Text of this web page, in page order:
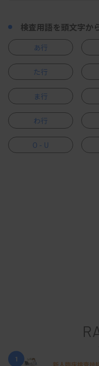
検査用語を頭文字か
あ行
た行
ま行
わ行
O - U
1